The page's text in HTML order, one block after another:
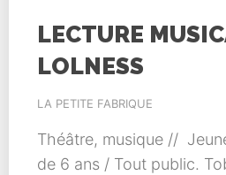
LECTURE
LOLNESS
LA PETITE FABRIQUE
Théâtre, musique //
de 6 ans / Tout public.